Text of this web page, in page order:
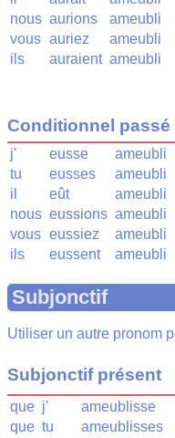
nous aurions
ameubli
vous auriez
ameubli
ils
auraient ameubli
Conditionnel passé
j' eusse
ameubli
tu
eusses
ameubli
il
eût
ameubli
nous eussions ameubli
vous eussiez
ameubli
ils
eussent ameubli
Subjonctif
Utiliser un autre pronom
Subjonctif présent
que j'
ameublisse
que tu
ameublisses